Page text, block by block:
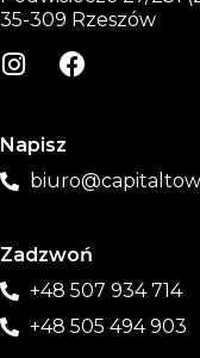
35-309 Rzeszów
Napisz
Zadzwoń
+48 507 934 714
+48 505 494 903